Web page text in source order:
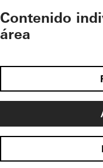
Contenido
área